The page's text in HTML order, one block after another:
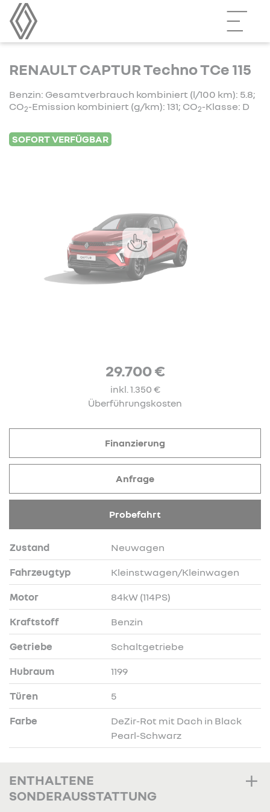
RENAULT CAPTUR Techno TCe 115
Benzin: Gesamtverbrauch kombiniert (l/100 km): 5.8;
CO2-Emission kombiniert (g/km): 131; CO2-Klasse: D
SOFORT VERFÜGBAR
29.700 €
inkl. 1.350 €
Überführungskosten
Zustand Neuwagen
Fahrzeugtyp Kleinstwagen/Kleinwagen
Motor 84kW (114PS)
Kraftstoff Benzin
Getriebe Schaltgetriebe
Hubraum 1199
Türen 5
Farbe
DeZir-Rot mit Dach in Black
Pearl-Schwarz
Finanzierung
Anfrage
Probefahrt
ENTHALTENE
SONDERAUSSTATTUNG